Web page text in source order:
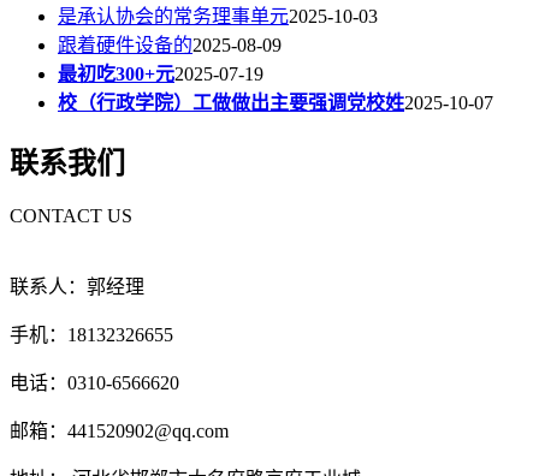
是承认协会的常务理事单元2025-10-03
跟着硬件设备的2025-08-09
最初吃300+元2025-07-19
校（行政学院）工做做出主要强调党校姓2025-10-07
联系我们
CONTACT US
联系人：郭经理
手机：18132326655
电话：0310-6566620
邮箱：441520902@qq.com